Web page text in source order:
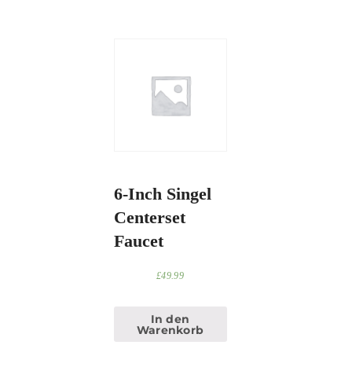
6-Inch Singel
Centerset
Faucet
£49.99
In den
Warenkorb